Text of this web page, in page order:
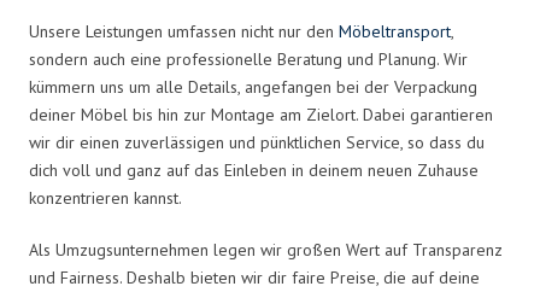
Unsere Leistungen umfassen nicht nur den Möbeltransport,
sondern auch eine professionelle Beratung und Planung. Wir
kümmern uns um alle Details, angefangen bei der Verpackung
deiner Möbel bis hin zur Montage am Zielort. Dabei garantieren
wir dir einen zuverlässigen und pünktlichen Service, so dass du
dich voll und ganz auf das Einleben in deinem neuen Zuhause
konzentrieren kannst.
Als Umzugsunternehmen legen wir großen Wert auf Transparenz
und Fairness. Deshalb bieten wir dir faire Preise, die auf deine